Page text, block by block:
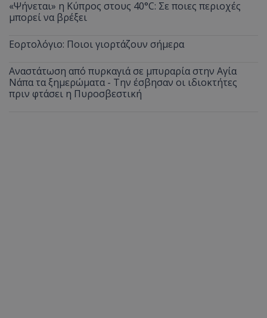
«Ψήνεται» η Κύπρος στους 40°C: Σε ποιες περιοχές
μπορεί να βρέξει
Εορτολόγιο: Ποιοι γιορτάζουν σήμερα
Αναστάτωση από πυρκαγιά σε μπυραρία στην Αγία
Νάπα τα ξημερώματα - Την έσβησαν οι ιδιοκτήτες
πριν φτάσει η Πυροσβεστική